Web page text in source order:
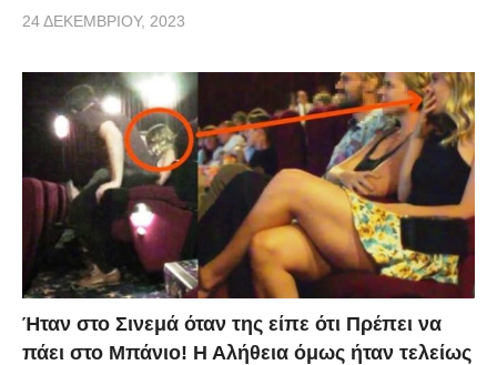
24 ΔΕΚΕΜΒΡΊΟΥ, 2023
Ήταν στο Σινεμά όταν της είπε ότι Πρέπει να
πάει στο Μπάνιο! Η Αλήθεια όμως ήταν τελείως